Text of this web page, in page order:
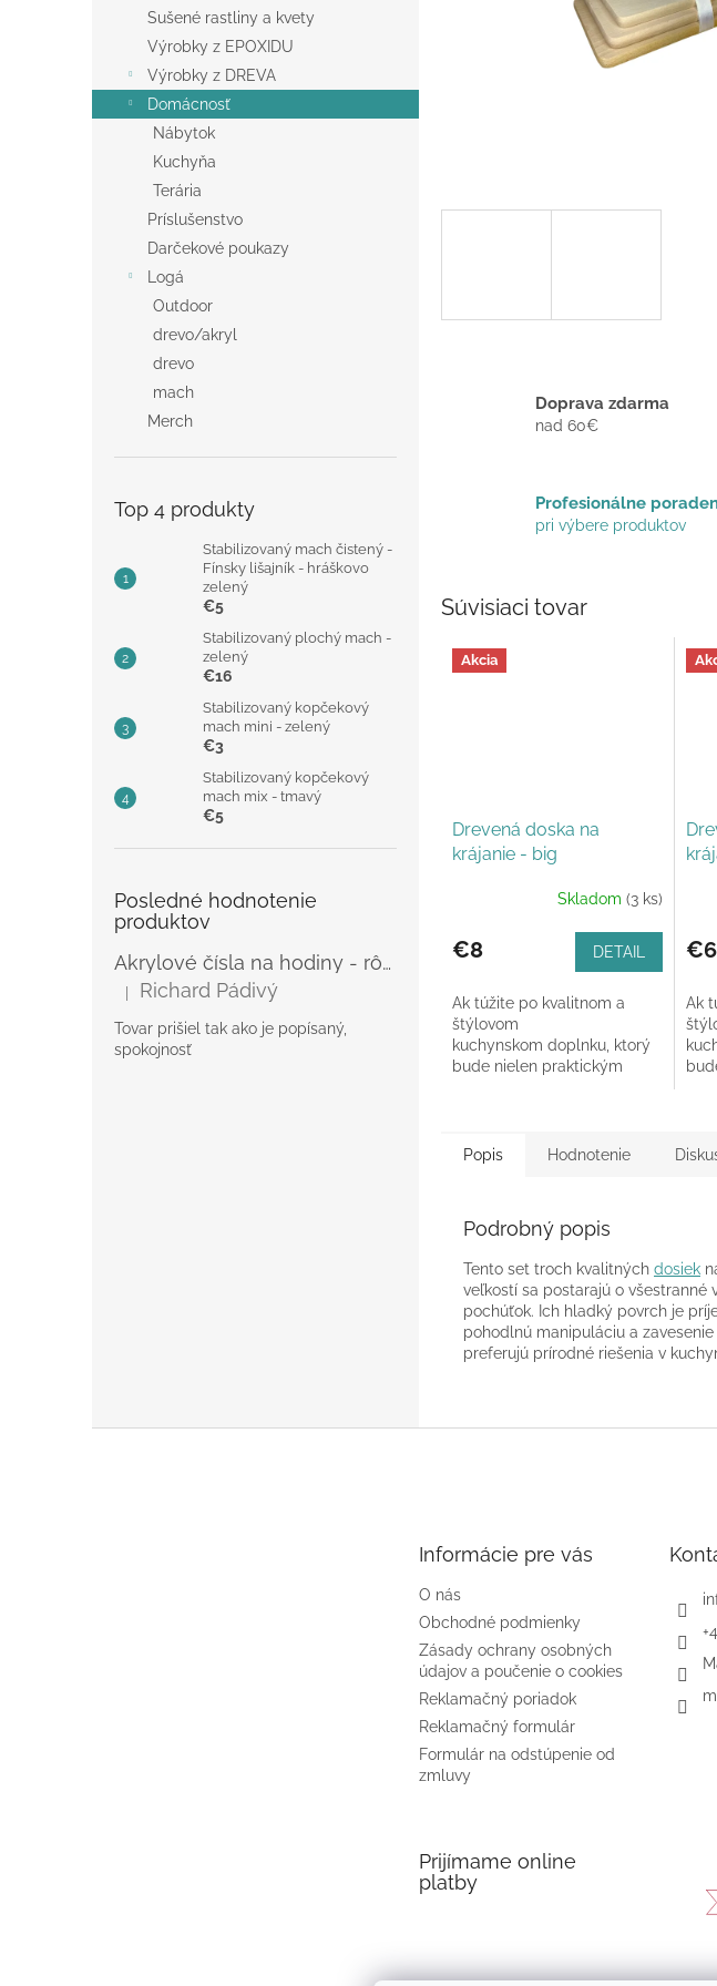
Sušené rastliny a kvety
Výrobky z EPOXIDU
Výrobky z DREVA
Domácnosť
Nábytok
Kuchyňa
Terária
Príslušenstvo
Darčekové poukazy
Logá
Outdoor
drevo/akryl
drevo
mach
Merch
Top 4 produkty
Stabilizovaný mach čistený -
Fínsky lišajník - hráškovo
zelený
€5
Stabilizovaný plochý mach -
zelený
€16
Stabilizovaný kopčekový
mach mini - zelený
€3
Stabilizovaný kopčekový
mach mix - tmavý
€5
Posledné hodnotenie
produktov
Akrylové čísla na hodiny - rôzne
Hodnotenie produktu je 5 z 5 hviezdičiek.
| Richard Pádivý
Tovar prišiel tak ako je popísaný,
spokojnosť
Doprava zdarma
nad 60€
Profesionálne
pri výbere produktov
Súvisiaci tovar
Akcia
Drevená doska na
krájanie - big
Skladom (3 ks)
€8 DETAIL
Ak túžite po kvalitnom a
štýlovom
kuchynskom doplnku, ktorý
bude nielen praktickým
€6
Ak
Popis
Hodnotenie
Podrobný popis
Tento set troch kvalitných dosiek
veľkostí sa postarajú o všestranné
pochúťok. Ich hladký povrch je
pohodlnú manipuláciu a
preferujú prírodné riešenia v
Informácie pre vás
O nás
Obchodné podmienky
Zásady ochrany osobných
údajov a poučenie o cookies
Reklamačný poriadok
Reklamačný formulár
Formulár na odstúpenie od
zmluvy
Prijímame online
platby